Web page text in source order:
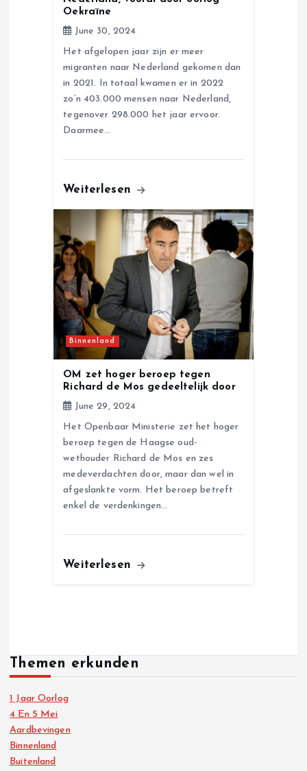
Oekraïne
June 30, 2024
Het afgelopen jaar zijn er meer
migranten naar Nederland gekomen dan
in 2021. In totaal kwamen er in 2022
zo’n 403.000 mensen naar Nederland,
tegenover 298.000 het jaar ervoor.
Daarmee…
Weiterlesen
Binnenland
OM zet hoger beroep tegen
Richard de Mos gedeeltelijk door
June 29, 2024
Het Openbaar Ministerie zet het hoger
beroep tegen de Haagse oud-
wethouder Richard de Mos en zes
medeverdachten door, maar dan wel in
afgeslankte vorm. Het beroep betreft
enkel de verdenkingen…
Weiterlesen
Themen erkunden
1 Jaar Oorlog
4 En 5 Mei
Aardbevingen
Binnenland
Buitenland